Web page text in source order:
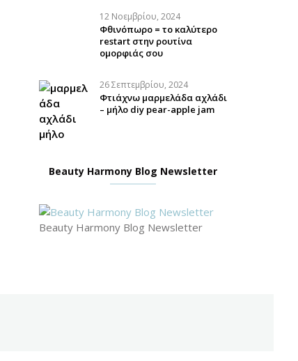
12 Νοεμβρίου, 2024
Φθινόπωρο = το καλύτερο
restart στην ρουτίνα
ομορφιάς σου
26 Σεπτεμβρίου, 2024
Φτιάχνω μαρμελάδα αχλάδι
– μήλο diy pear-apple jam
Beauty Harmony Blog Newsletter
Beauty Harmony Blog Newsletter